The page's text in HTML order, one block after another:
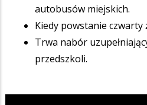
autobusów miejskich.
Kiedy powstanie czwarty
Trwa nabór
przedszkoli.